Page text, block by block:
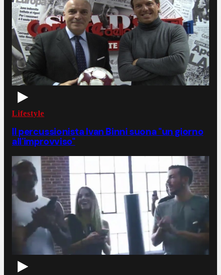
Lifestyle
Il percussionista Ivan Binni suona "un giorno
all'improvviso"